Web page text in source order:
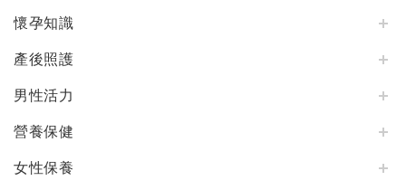
懷孕知識
產後照護
男性活力
營養保健
女性保養